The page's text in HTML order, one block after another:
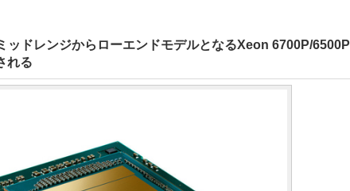
ドレンジからローエンドモデルとなるXeon 6700P/6500P
れる